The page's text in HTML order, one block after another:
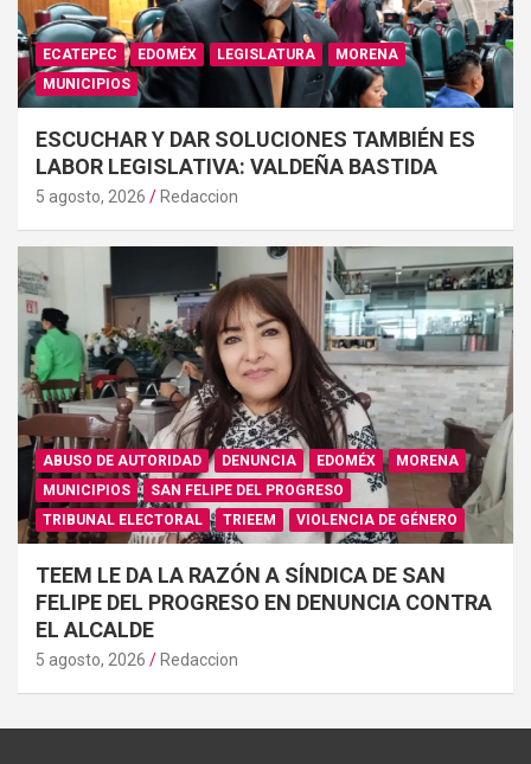
ECATEPEC EDOMÉX LEGISLATURA
MORENA
MUNICIPIOS
ESCUCHAR Y DAR SOLUCIONES TAMBIÉN ES
LABOR LEGISLATIVA: VALDEÑA BASTIDA
5 agosto, 2026 Redaccion
ABUSO DE AUTORIDAD DENUNCIA EDOMÉX
MORENA
MUNICIPIOS
SAN FELIPE DEL PROGRESO
TRIBUNAL ELECTORAL
TRIEEM VIOLENCIA DE GÉNERO
TEEM LE DA LA RAZÓN A SÍNDICA DE SAN
FELIPE DEL PROGRESO EN DENUNCIA CONTRA
EL ALCALDE
5 agosto, 2026 Redaccion